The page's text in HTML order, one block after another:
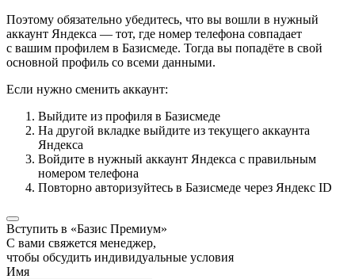
Поэтому обязательно убедитесь, что вы вошли в нужный
аккаунт Яндекса — тот, где номер телефона совпадает
с вашим профилем в Базисмеде. Тогда вы попадёте в свой
основной профиль со всеми данными.
Если нужно сменить аккаунт:
Выйдите из профиля в Базисмеде
На другой вкладке выйдите из текущего аккаунта
Яндекса
Войдите в нужный аккаунт Яндекса с правильным
номером телефона
Повторно авторизуйтесь в Базисмеде через Яндекс ID
Вступить в «Базис Премиум»
С вами свяжется менеджер,
чтобы обсудить индивидуальные условия
Имя